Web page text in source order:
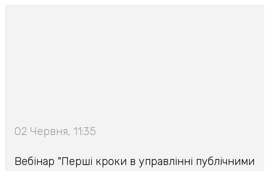
02 Червня, 11:35
Вебінар "Перші кроки в управлінні публічними